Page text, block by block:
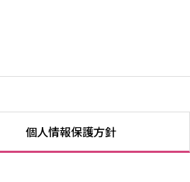
個人情報保護方針